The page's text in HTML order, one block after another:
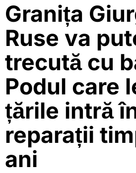
Granița
Ruse va
trecută cu
Podul care
țările intră
reparații
ani